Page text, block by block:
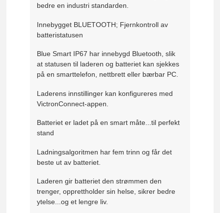
bedre en industri standarden.
Innebygget BLUETOOTH; Fjernkontroll av
batteristatusen
Blue Smart IP67 har innebygd Bluetooth, slik
at statusen til laderen og batteriet kan sjekkes
på en smarttelefon, nettbrett eller bærbar PC.
Laderens innstillinger kan konfigureres med
VictronConnect-appen.
Batteriet er ladet på en smart måte...til perfekt
stand
Ladningsalgoritmen har fem trinn og får det
beste ut av batteriet.
Laderen gir batteriet den strømmen den
trenger, opprettholder sin helse, sikrer bedre
ytelse...og et lengre liv.